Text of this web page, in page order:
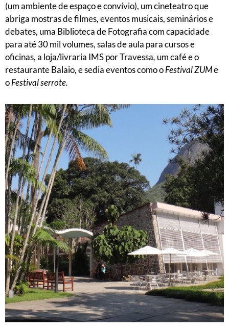
(um ambiente de espaço e convívio), um cineteatro que
abriga mostras de filmes, eventos musicais, seminários e
debates, uma Biblioteca de Fotografia com capacidade
para até 30 mil volumes, salas de aula para cursos e
oficinas, a loja/livraria IMS por Travessa, um café e o
restaurante Balaio, e sedia eventos como oFestival ZUMe
oFestival serrote.